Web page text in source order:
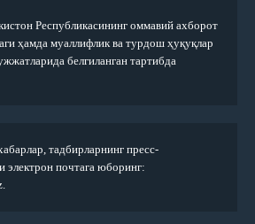
Республикасининг оммавий ахборот
ҳамда муаллифлик ва турдош ҳуқуқлар
белгиланган тартибда
тадбирларнинг пресс-
электрон почтага юборинг: